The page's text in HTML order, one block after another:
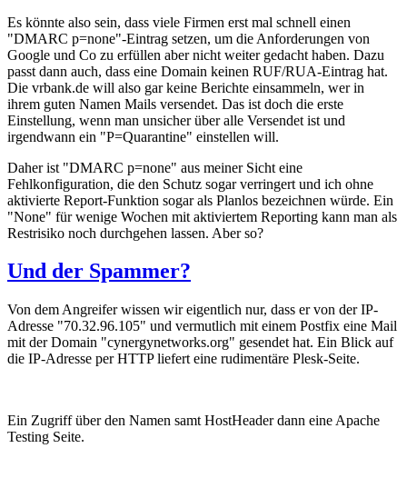
Es könnte also sein, dass viele Firmen erst mal schnell einen
"DMARC p=none"-Eintrag setzen, um die Anforderungen von
Google und Co zu erfüllen aber nicht weiter gedacht haben. Dazu
passt dann auch, dass eine Domain keinen RUF/RUA-Eintrag hat.
Die vrbank.de will also gar keine Berichte einsammeln, wer in
ihrem guten Namen Mails versendet. Das ist doch die erste
Einstellung, wenn man unsicher über alle Versendet ist und
irgendwann ein "P=Quarantine" einstellen will.
Daher ist "DMARC p=none" aus meiner Sicht eine
Fehlkonfiguration, die den Schutz sogar verringert und ich ohne
aktivierte Report-Funktion sogar als Planlos bezeichnen würde. Ein
"None" für wenige Wochen mit aktiviertem Reporting kann man als
Restrisiko noch durchgehen lassen. Aber so?
Und der Spammer?
Von dem Angreifer wissen wir eigentlich nur, dass er von der IP-
Adresse "70.32.96.105" und vermutlich mit einem Postfix eine Mail
mit der Domain "cynergynetworks.org" gesendet hat. Ein Blick auf
die IP-Adresse per HTTP liefert eine rudimentäre Plesk-Seite.
Ein Zugriff über den Namen samt HostHeader dann eine Apache
Testing Seite.